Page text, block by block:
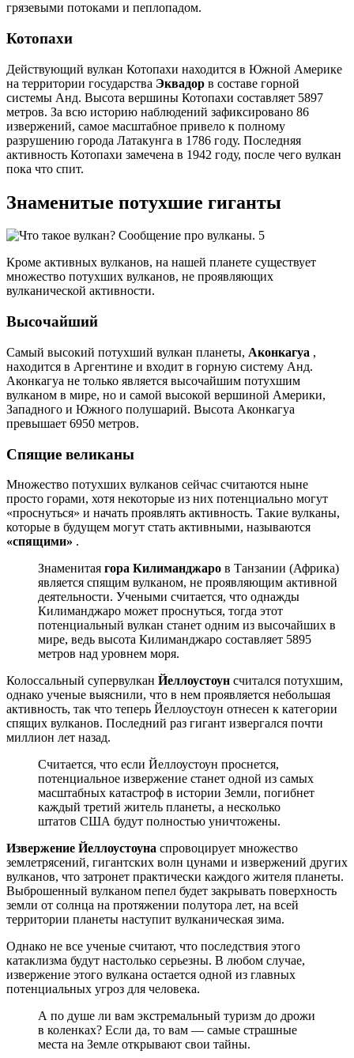
грязевыми потоками и пеплопадом.
Котопахи
Действующий вулкан Котопахи находится в Южной Америке
на территории государства Эквадор в составе горной
системы Анд. Высота вершины Котопахи составляет 5897
метров. За всю историю наблюдений зафиксировано 86
извержений, самое масштабное привело к полному
разрушению города Латакунга в 1786 году. Последняя
активность Котопахи замечена в 1942 году, после чего вулкан
пока что спит.
Знаменитые потухшие гиганты
Кроме активных вулканов, на нашей планете существует
множество потухших вулканов, не проявляющих
вулканической активности.
Высочайший
Самый высокий потухший вулкан планеты, Аконкагуа ,
находится в Аргентине и входит в горную систему Анд.
Аконкагуа не только является высочайшим потухшим
вулканом в мире, но и самой высокой вершиной Америки,
Западного и Южного полушарий. Высота Аконкагуа
превышает 6950 метров.
Спящие великаны
Множество потухших вулканов сейчас считаются ныне
просто горами, хотя некоторые из них потенциально могут
«проснуться» и начать проявлять активность. Такие вулканы,
которые в будущем могут стать активными, называются
«спящими» .
Знаменитая гора Килиманджаро в Танзании (Африка)
является спящим вулканом, не проявляющим активной
деятельности. Учеными считается, что однажды
Килиманджаро может проснуться, тогда этот
потенциальный вулкан станет одним из высочайших в
мире, ведь высота Килиманджаро составляет 5895
метров над уровнем моря.
Колоссальный супервулкан Йеллоустоун считался потухшим,
однако ученые выяснили, что в нем проявляется небольшая
активность, так что теперь Йеллоустоун отнесен к категории
спящих вулканов. Последний раз гигант извергался почти
миллион лет назад.
Считается, что если Йеллоустоун проснется,
потенциальное извержение станет одной из самых
масштабных катастроф в истории Земли, погибнет
каждый третий житель планеты, а несколько
штатов США будут полностью уничтожены.
Извержение Йеллоустоуна спровоцирует множество
землетрясений, гигантских волн цунами и извержений других
вулканов, что затронет практически каждого жителя планеты.
Выброшенный вулканом пепел будет закрывать поверхность
земли от солнца на протяжении полутора лет, на всей
территории планеты наступит вулканическая зима.
Однако не все ученые считают, что последствия этого
катаклизма будут настолько серьезны. В любом случае,
извержение этого вулкана остается одной из главных
потенциальных угроз для человека.
А по душе ли вам экстремальный туризм до дрожи
в коленках? Если да, то вам — самые страшные
места на Земле открывают свои тайны.